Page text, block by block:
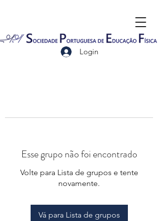
Login
Esse grupo não foi encontrado
Volte para Lista de grupos e tente
novamente.
Vá para Lista de grupos